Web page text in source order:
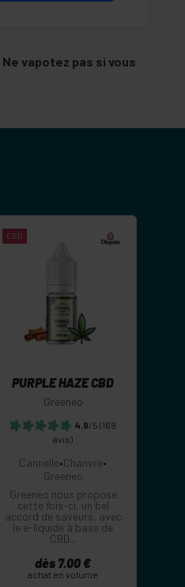
Ne vapotez pas si vous
CBD
Commander
PURPLE HAZE CBD
Greeneo
4.9/5 (169
avis)
Cannelle•Chanvre•
Greeneo
Greeneo nous propose
cette fois-ci, un bel
accord de saveurs, avec
le e-liquide à base de
CBD...
dès 7.00 €
achat en volume